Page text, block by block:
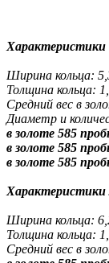
Характеристики
Ширина кольца:
Толщина кольца:
Средний вес в
Диаметр и
в золоте 585
в золоте 585
в золоте 585
Характеристики
Ширина кольца:
Толщина кольца:
Средний вес в